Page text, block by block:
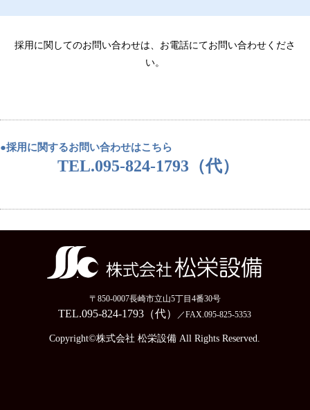
採用に関してのお問い合わせは、お電話にてお問い合わせくださ
い。
●採用に関するお問い合わせはこちら
TEL.095-824-1793（代）
〒850-0007長崎市立山5丁目4番30号
TEL.095-824-1793（代） ／FAX.095-825-5353
Copyright©株式会社 松栄設備 All Rights Reserved.